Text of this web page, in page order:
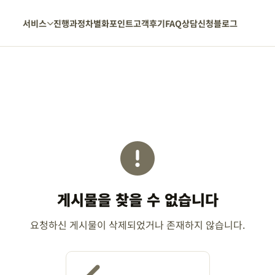
서비스 진행과정차별화포인트고객후기FAQ상담신청블로그
게시물을 찾을 수 없습니다
요청하신 게시물이 삭제되었거나 존재하지 않습니다.